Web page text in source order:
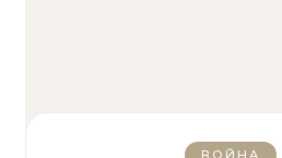
ВОЙНА